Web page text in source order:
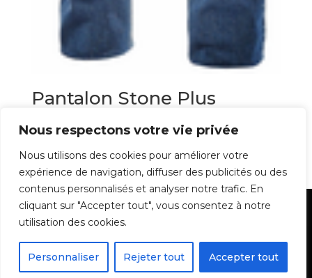
Nous respectons votre vie privée
Nous utilisons des cookies pour améliorer votre
expérience de navigation, diffuser des publicités ou des
contenus personnalisés et analyser notre trafic. En
cliquant sur "Accepter tout", vous consentez à notre
utilisation des cookies.
Personnaliser Rejeter tout Accepter tout
Pantalon Stone Plus
Mentions Légales